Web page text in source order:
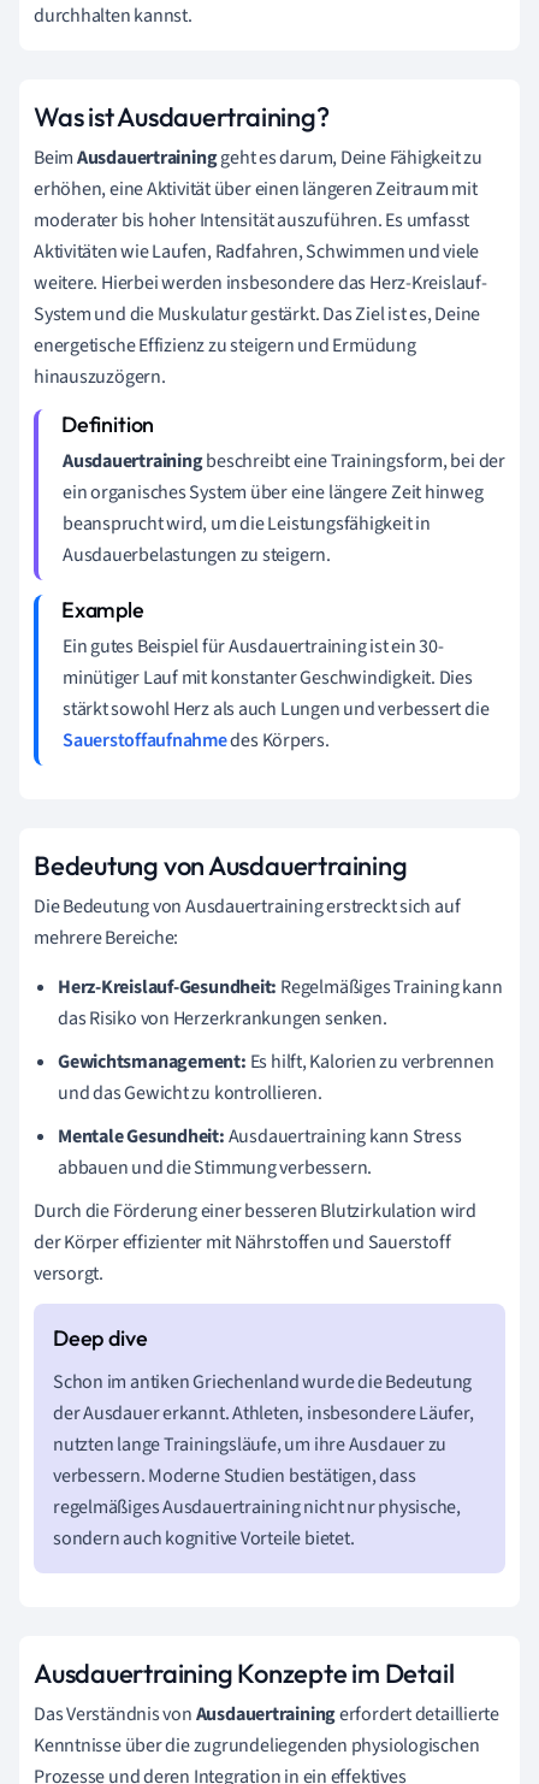
durchhalten kannst.
Was ist Ausdauertraining?
BeimAusdauertraininggeht es darum, Deine Fähigkeit zu
erhöhen, eine Aktivität über einen längeren Zeitraum mit
moderater bis hoher Intensität auszuführen. Es umfasst
Aktivitäten wie Laufen, Radfahren, Schwimmen und viele
weitere. Hierbei werden insbesondere das Herz-Kreislauf-
System und die Muskulatur gestärkt. Das Ziel ist es, Deine
energetische Effizienz zu steigern und Ermüdung
hinauszuzögern.
Ausdauertrainingbeschreibt eine Trainingsform, bei der
ein organisches System über eine längere Zeit hinweg
beansprucht wird, um die Leistungsfähigkeit in
Ausdauerbelastungen zu steigern.
Ein gutes Beispiel für Ausdauertraining ist ein 30-
minütiger Lauf mit konstanter Geschwindigkeit. Dies
stärkt sowohl Herz als auch Lungen und verbessert die
Sauerstoffaufnahmedes Körpers.
Bedeutung von Ausdauertraining
Die Bedeutung von Ausdauertraining erstreckt sich auf
mehrere Bereiche:
Herz-Kreislauf-Gesundheit: Regelmäßiges Training kann
das Risiko von Herzerkrankungen senken.
Gewichtsmanagement: Es hilft, Kalorien zu verbrennen
und das Gewicht zu kontrollieren.
Mentale Gesundheit:Ausdauertraining kann Stress
abbauen und die Stimmung verbessern.
Durch die Förderung einer besseren Blutzirkulation wird
der Körper effizienter mit Nährstoffen und Sauerstoff
versorgt.
Schon im antiken Griechenland wurde die Bedeutung
der Ausdauer erkannt. Athleten, insbesondere Läufer,
nutzten lange Trainingsläufe, um ihre Ausdauer zu
verbessern. Moderne Studien bestätigen, dass
regelmäßiges Ausdauertraining nicht nur physische,
sondern auch kognitive Vorteile bietet.
Ausdauertraining Konzepte im Detail
Das Verständnis vonAusdauertrainingerfordert detaillierte
Kenntnisse über die zugrundeliegenden physiologischen
Prozesse und deren Integration in ein effektives